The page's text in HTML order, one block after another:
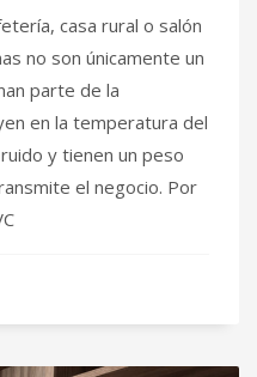
casa rural o salón
no son únicamente un
parte de la
en la temperatura del
y tienen un peso
el negocio. Por